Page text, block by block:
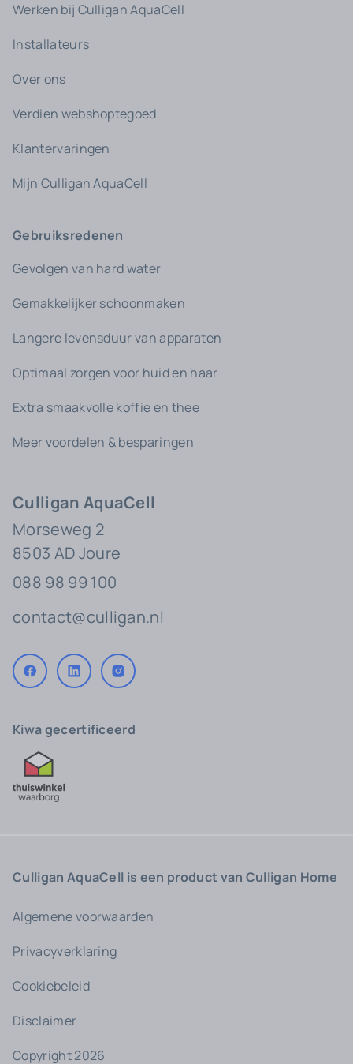
Culligan AquaCell
Morseweg 2
8503 AD Joure
088 98 99 100
contact@culligan.nl
Kiwa gecertificeerd
Werken bij Culligan AquaCell
Installateurs
Over ons
Verdien webshoptegoed
Klantervaringen
Mijn Culligan AquaCell
Gebruiksredenen
Gevolgen van hard water
Gemakkelijker schoonmaken
Langere levensduur van apparaten
Optimaal zorgen voor huid en haar
Extra smaakvolle koffie en thee
Meer voordelen & besparingen
Culligan AquaCell is een product van Culligan Home
Algemene voorwaarden
Privacyverklaring
Cookiebeleid
Disclaimer
Copyright 2026